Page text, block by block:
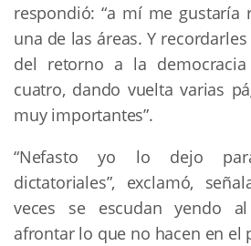
respondió: “a mí me gustaría
una de las áreas. Y
del retorno a la
cuatro, dando vuelta varias
muy importantes”.
“Nefasto yo lo dejo
dictatoriales”, exclamó,
veces se escudan yendo
afrontar lo que no hacen en el